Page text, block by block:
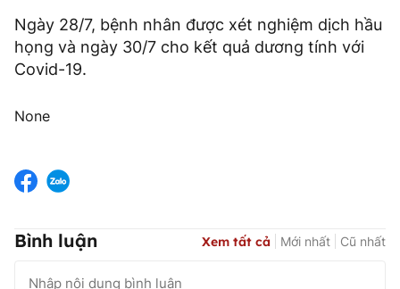
Ngày 28/7, bệnh nhân được xét nghiệm dịch hầu
họng và ngày 30/7 cho kết quả dương tính với
Covid-19.
None
Bình luận Xem tất cả Mới nhất Cũ nhất